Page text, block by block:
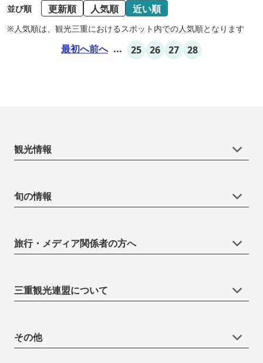
並び順 更新順 人気順 近い順
※人気順は、観光三重におけるスポット内での人気順となります
最初へ前へ ... 25 26 27 28
観光情報
旬の情報
旅行・メディア関係者の方へ
三重観光連盟について
その他